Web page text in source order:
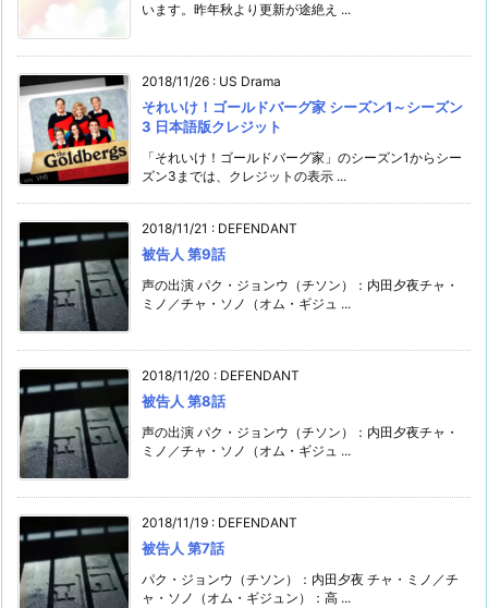
います。昨年秋より更新が途絶え ...
2018/11/26 : US Drama
それいけ！ゴールドバーグ家 シーズン1～シーズン
3 日本語版クレジット
「それいけ！ゴールドバーグ家」のシーズン1からシー
ズン3までは、クレジットの表示 ...
2018/11/21 : DEFENDANT
被告人 第9話
声の出演 パク・ジョンウ（チソン）：内田夕夜チャ・
ミノ／チャ・ソノ（オム・ギジュ ...
2018/11/20 : DEFENDANT
被告人 第8話
声の出演 パク・ジョンウ（チソン）：内田夕夜チャ・
ミノ／チャ・ソノ（オム・ギジュ ...
2018/11/19 : DEFENDANT
被告人 第7話
パク・ジョンウ（チソン）：内田夕夜 チャ・ミノ／チ
ャ・ソノ（オム・ギジュン）：高 ...